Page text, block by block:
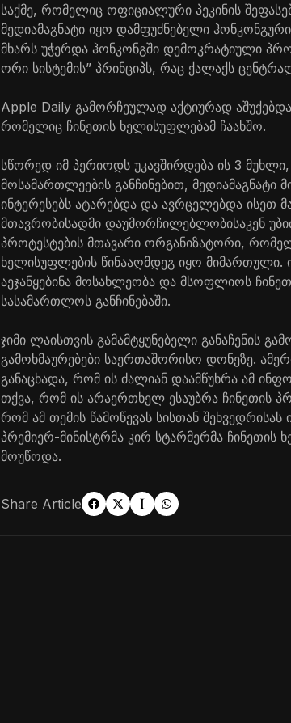
საქმე, რომელიც ოფიციალური პეკინის
მედიამაგნატი იყო დამფუძნებელი
მხარს უჭერდა ჰონკონგში დემოკრატიული
ორი სისტემის” პრინციპს, რაც ქალაქს
Apple Daily გამორჩეულად აქტიურად
რომელიც ჩინეთის ხელისუფლებამ ჩაახშო.
სწორედ იმ პერიოდს უკავშირდება ის 3
მოსამართლეების განჩინებით, მედიამაგნატი
ინტერესებს ატარებდა და ავრცელებდა ისეთ
მთავრობისადმი დაუმორჩილებლობისაკენ
პროტესტების მთავარი ორგანიზატორი,
ხელისუფლების წინააღმდეგ იყო
აეჯანყებინა მოსახლეობა და მსოფლიოს
სასამართლოს განჩინებაში.
ჯიმი ლაისთვის გამამტყუნებელი განაჩენის
გამოხმაურებები საერთაშორისო დონეზე.
განაცხადა, რომ ის ძალიან დაამწუხრა ამ
თქვა, რომ ის არაერთხელ ესაუბრა ჩინეთის
რომ ამ თემის წამოწევას სისთან
პრემიერ-მინისტრმა კირ სტარმერმა ჩინეთის
მოუწოდა.
Share Article